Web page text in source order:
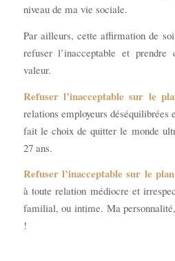
niveau de ma vie sociale.
Par ailleurs, cette affirmation de
refuser l’inacceptable et prendre
valeur.
Refuser l’inacceptable sur le
relations employeurs déséquilibrées
fait le choix de quitter le monde
27 ans.
Refuser l’inacceptable sur le
à toute relation médiocre et
familial, ou intime. Ma
!